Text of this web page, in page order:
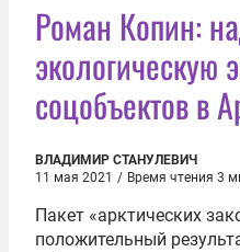
Роман Копин:
экологическую
соцобъектов в
ВЛАДИМИР СТАНУЛЕВИЧ
11 мая 2021 / Время чтения 3
Пакет «арктических
положительный